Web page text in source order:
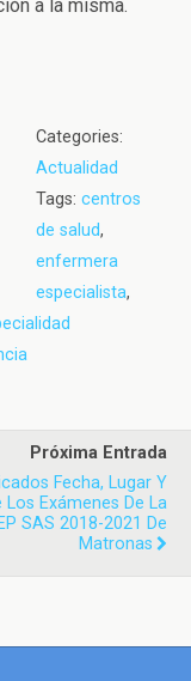
a la misma.
Categories:
Actualidad
Tags: centros
de salud,
enfermera
especialista,
Próxima Entrada
Fecha, Lugar Y
Los Exámenes De La
SAS 2018-2021 De
Matronas